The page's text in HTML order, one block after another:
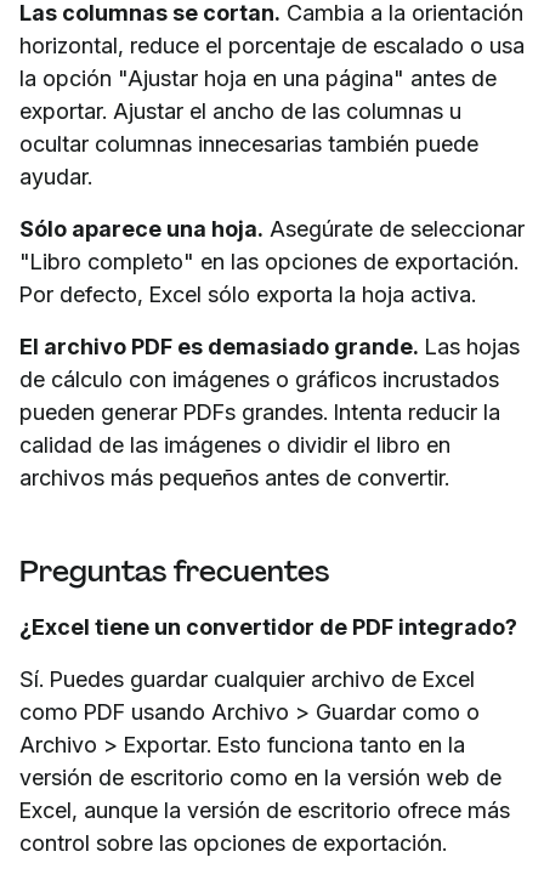
Las columnas se cortan. Cambia a la orientación
horizontal, reduce el porcentaje de escalado o usa
la opción "Ajustar hoja en una página" antes de
exportar. Ajustar el ancho de las columnas u
ocultar columnas innecesarias también puede
ayudar.
Sólo aparece una hoja. Asegúrate de seleccionar
"Libro completo" en las opciones de exportación.
Por defecto, Excel sólo exporta la hoja activa.
El archivo PDF es demasiado grande. Las hojas
de cálculo con imágenes o gráficos incrustados
pueden generar PDFs grandes. Intenta reducir la
calidad de las imágenes o dividir el libro en
archivos más pequeños antes de convertir.
Preguntas frecuentes
¿Excel tiene un convertidor de PDF integrado?
Sí. Puedes guardar cualquier archivo de Excel
como PDF usando Archivo > Guardar como o
Archivo > Exportar. Esto funciona tanto en la
versión de escritorio como en la versión web de
Excel, aunque la versión de escritorio ofrece más
control sobre las opciones de exportación.